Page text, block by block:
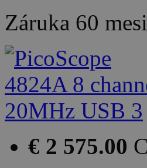
Záruka 60
€ 2 575.00